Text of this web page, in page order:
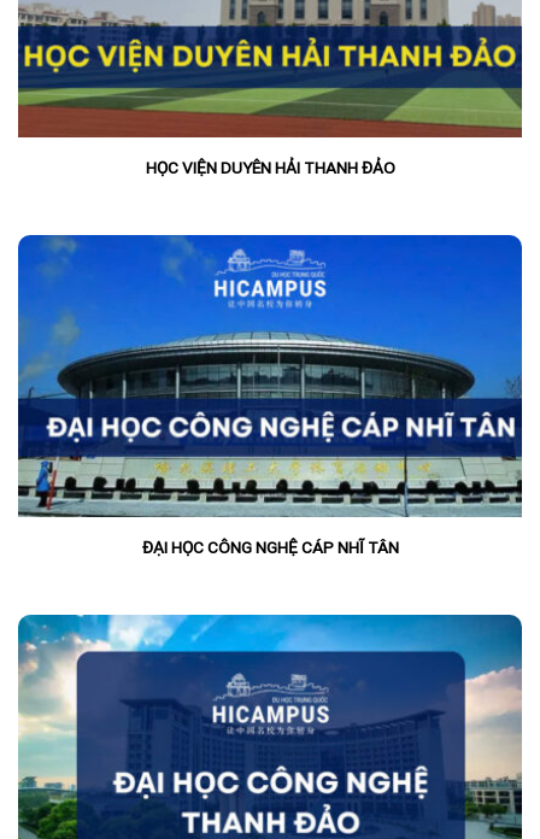
HỌC VIỆN DUYÊN HẢI THANH ĐẢO
ĐẠI HỌC CÔNG NGHỆ CÁP NHĨ TÂN